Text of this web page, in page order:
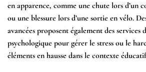
en apparence, comme une chute lors d’un
ou une blessure lors d’une sortie en vélo.
avancées proposent également des services
psychologique pour gérer le stress ou le
éléments en hausse dans le contexte